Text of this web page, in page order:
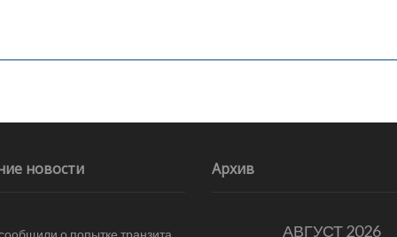
новости
о попытке транзита
Архив
АВГУСТ 2026